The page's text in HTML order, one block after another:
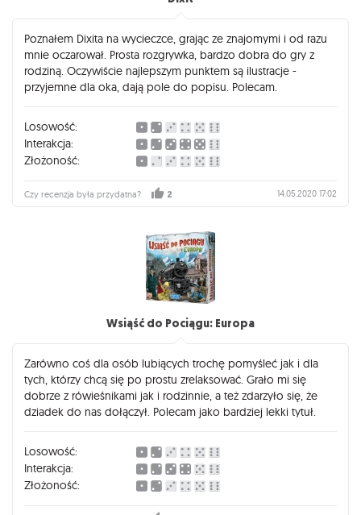
Poznałem Dixita na wycieczce, grając ze znajomymi i od razu
mnie oczarował. Prosta rozgrywka, bardzo dobra do gry z
rodziną. Oczywiście najlepszym punktem są ilustracje -
przyjemne dla oka, dają pole do popisu. Polecam.
Losowość:
Interakcja:
Złożoność:
Czy recenzja była przydatna? 2 14.05.2020 17:02
Wsiąść do Pociągu: Europa
Zarówno coś dla osób lubiących trochę pomyśleć jak i dla
tych, którzy chcą się po prostu zrelaksować. Grało mi się
dobrze z rówieśnikami jak i rodzinnie, a też zdarzyło się, że
dziadek do nas dołączył. Polecam jako bardziej lekki tytuł.
Losowość:
Interakcja:
Złożoność: